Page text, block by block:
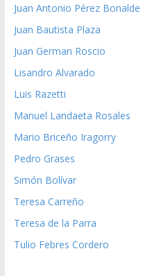
Juan Antonio Pérez Bonalde
Juan Bautista Plaza
Juan German Roscio
Lisandro Alvarado
Luis Razetti
Manuel Landaeta Rosales
Mario Briceño Iragorry
Pedro Grases
Simón Bolívar
Teresa Carreño
Teresa de la Parra
Tulio Febres Cordero